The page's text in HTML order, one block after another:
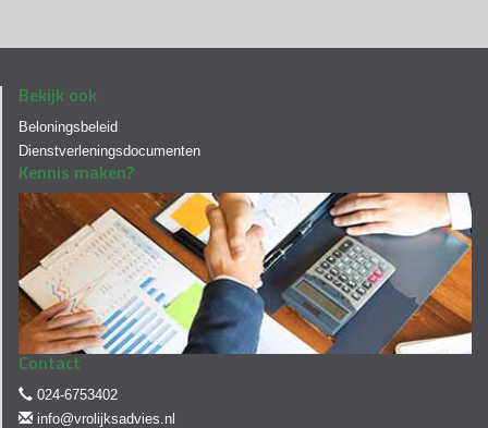
Bekijk ook
Beloningsbeleid
Dienstverleningsdocumenten
Kennis maken?
Contact
024-6753402
info@vrolijksadvies.nl